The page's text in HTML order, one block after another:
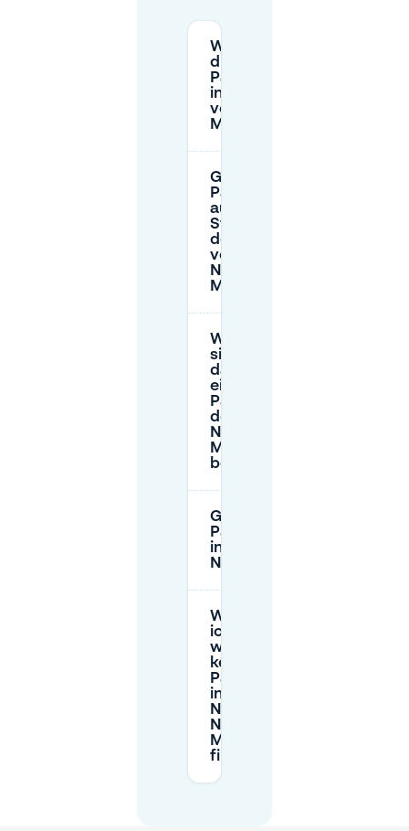
Wie hoch sind
die
Parkgebühren
in der Nähe
von Nieuwe
Markt?
Gibt es
Parkplätze
auf der
Straße in
der Nähe
von
Nieuwe
Markt?
Wie kann ich
sicherstellen,
dass ich
einen
Parkplatz in
der Nähe von
Nieuwe
Markt
bekomme?
Gibt es kostenlose
Parkmöglichkeiten
in der Nähe von
Nieuwe Markt?
Was soll
ich tun,
wenn ich
keinen
Parkplatz
in der
Nähe von
Nieuwe
Markt
finde?